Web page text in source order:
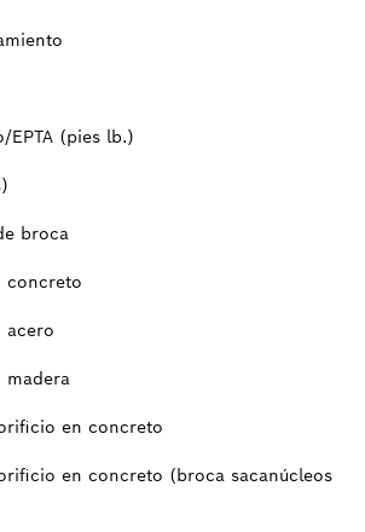
EPTA (pies lb.)
broca
concreto
acero
madera
en concreto
en concreto (broca sacanúcleos